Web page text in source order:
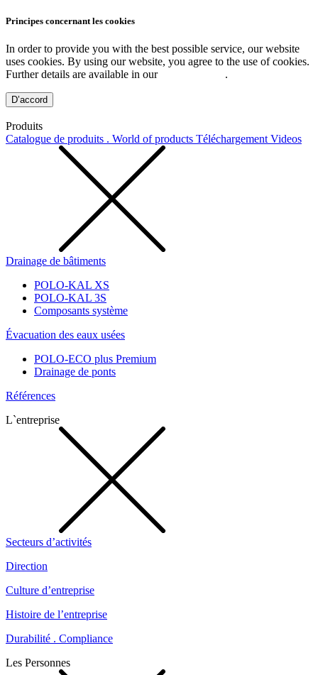
Principes concernant les cookies
In order to provide you with the best possible service, our website
uses cookies. By using our website, you agree to the use of cookies.
Further details are available in our
.
D’accord
Produits
Catalogue de produits . World of products Téléchargement Videos
Drainage de bâtiments
POLO-KAL XS
POLO-KAL 3S
Composants système
Évacuation des eaux usées
POLO-ECO plus Premium
Drainage de ponts
Références
L`entreprise
Secteurs d’activités
Direction
Culture d’entreprise
Histoire de l’entreprise
Durabilité . Compliance
Les Personnes